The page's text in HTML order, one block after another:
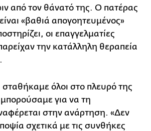
από τον θάνατό της. Ο πατέρας
«βαθιά απογοητευμένος»
οι επαγγελματίες
την κατάλληλη θεραπεία
σταθήκαμε όλοι στο πλευρό της
για να τη
στην ανάρτηση. «Δεν
σχετικά με τις συνθήκες